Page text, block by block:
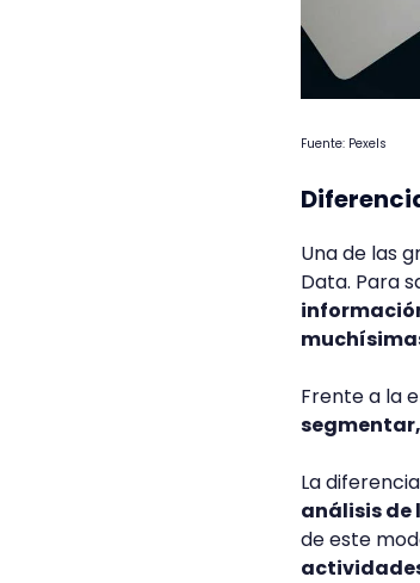
Fuente: Pexels
Una de las
Data. Para
Frente a la
La
análisis de
de este